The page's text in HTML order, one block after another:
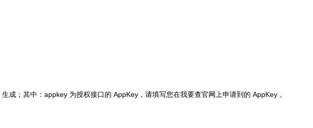
生成；其中：appkey 为授权接口的 AppKey，请填写您在我要查官网上申请到的 AppKey 。